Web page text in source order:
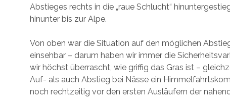
Abstieges rechts in die „raue Schlucht“
hinunter bis zur Alpe.
Von oben war die Situation auf den möglichen
einsehbar – darum haben wir immer die
wir höchst überrascht, wie griffig das Gras ist –
Auf- als auch Abstieg bei Nässe ein
noch rechtzeitig vor den ersten Ausläufern der